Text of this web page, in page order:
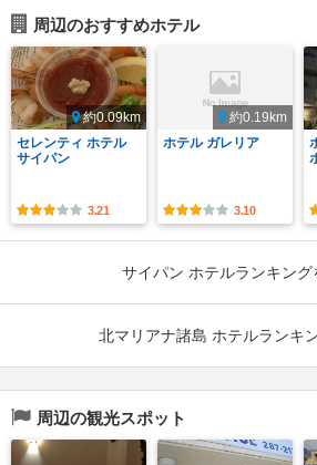
周辺のおすすめホテル
約0.09km
セレンティ ホテル
サイパン
3.21
約0.19km
ホテル ガレリア
3.10
サイパン ホテルランキング
北マリアナ諸島 ホテルランキ
周辺の観光スポット